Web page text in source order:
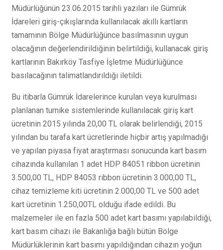
Müdürlüğünün 23.06.2015 tarihli yazıları ile Gümrük
İdareleri giriş-çıkışlarında kullanılacak akıllı kartların
tamamının Bölge Müdürlüğünce basılmasının uygun
olacağının değerlendirildiğinin belirtildiği, kullanacak giriş
kartlarının Bakırköy Tasfiye İşletme Müdürlüğünce
basılacağının talimatlandırıldığı iletildi.
Bu itibarla Gümrük İdarelerince kurulan veya kurulması
planlanan turnike sistemlerinde kullanılacak giriş kart
ücretinin 2015 yılında 20,00 TL olarak belirlendiği, 2015
yılından bu tarafa kart ücretlerinde hiçbir artış yapılmadığı
ve yapılan piyasa fiyat araştırması sonucunda kart basım
cihazında kullanılan 1 adet HDP 84051 ribbon ücretinin
3.500,00 TL, HDP 84053 ribbon ücretinin 3.000,00 TL,
cihaz temizleme kiti ücretinin 2.000,00 TL ve 500 adet
kart ücretinin 1.250,00TL olduğu ifade edildi. Bu
malzemeler ile en fazla 500 adet kart basımı yapılabildiği,
kart basım cihazı ile Bakanlığa bağlı bütün Bölge
Müdürlüklerinin kart basımı yapıldığından cihazın yoğun